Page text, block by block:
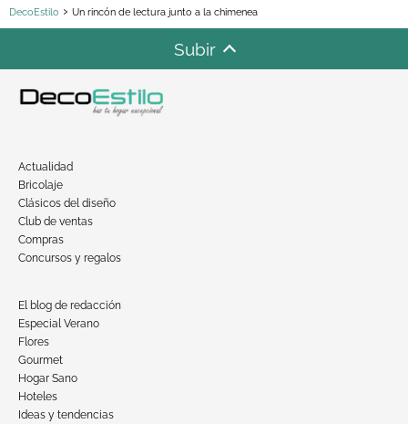
DecoEstilo Un rincón de lectura junto a la chimenea
Subir
Actualidad
Bricolaje
Clásicos del diseño
Club de ventas
Compras
Concursos y regalos
El blog de redacción
Especial Verano
Flores
Gourmet
Hogar Sano
Hoteles
Ideas y tendencias